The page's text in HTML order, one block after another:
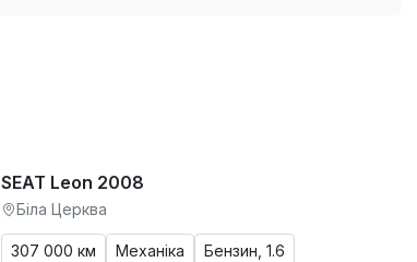
SEAT Leon 2008
Біла Церква
307 000 км Механіка Бензин, 1.6